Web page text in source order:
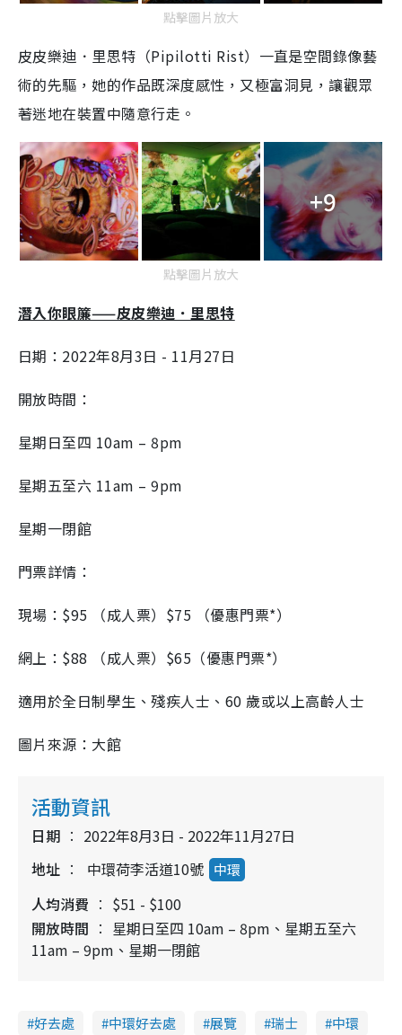
點擊圖片放大
皮皮樂迪．里思特（Pipilotti Rist）一直是空間錄像藝
術的先驅，她的作品既深度感性，又極富洞見，讓觀眾
著迷地在裝置中隨意行走。
+9
點擊圖片放大
潛入你眼簾——皮皮樂迪．里思特
日期：2022年8月3日 - 11月27日
開放時間：
星期日至四 10am – 8pm
星期五至六 11am – 9pm
星期一閉館
門票詳情：
現場：$95 （成人票）$75 （優惠門票*）
網上：$88 （成人票）$65（優惠門票*）
適用於全日制學生、殘疾人士、60 歲或以上高齡人士
圖片來源：大館
活動資訊
日期
2022年8月3日 - 2022年11月27日
地址
中環荷李活道10號 中環
人均消費
$51 - $100
開放時間
星期日至四 10am – 8pm、星期五至六
11am – 9pm、星期一閉館
好去處 中環好去處 展覽 瑞士 中環